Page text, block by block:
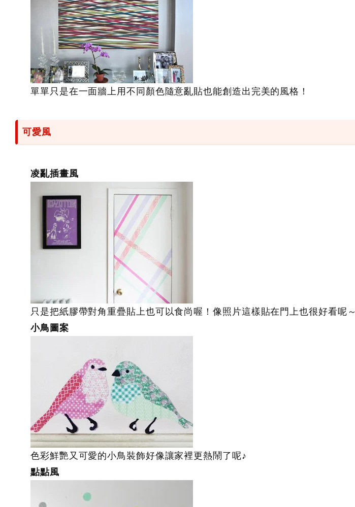
單單只是在一面牆上用不同顏色隨意亂貼也能創造出完美的風格！
可愛風
凌亂插畫風
只是把紙膠帶對角重疊貼上也可以食尚喔！像照片這樣貼在門上也很好看呢～
小鳥圖案
色彩鮮艷又可愛的小鳥裝飾好像讓家裡更熱鬧了呢♪
點點風